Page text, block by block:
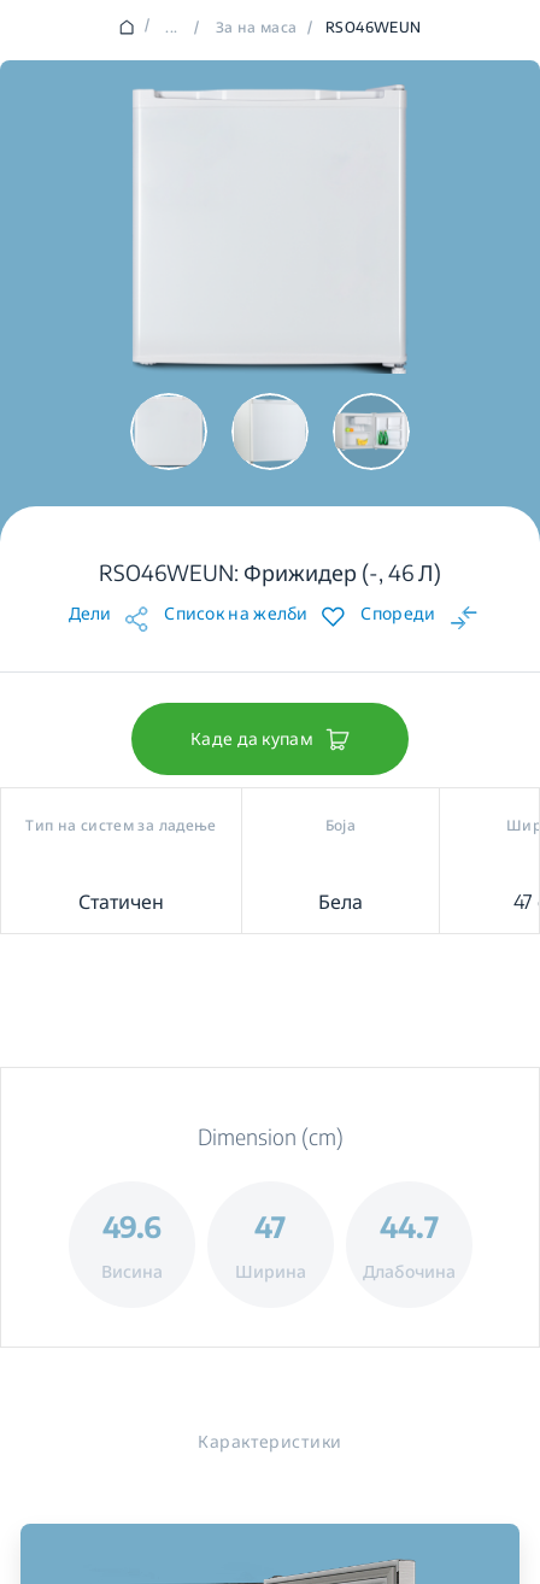
/ ... / За на маса / RSO46WEUN
RSO46WEUN: Фрижидер (-, 46 Л)
Дели Список на желби Спореди
Каде да купам
Тип на систем за ладење
Статичен
Боја
Бела 47
Dimension (cm)
49.6
Висина
47
Ширина
44.7
Длабочина
Карактеристики